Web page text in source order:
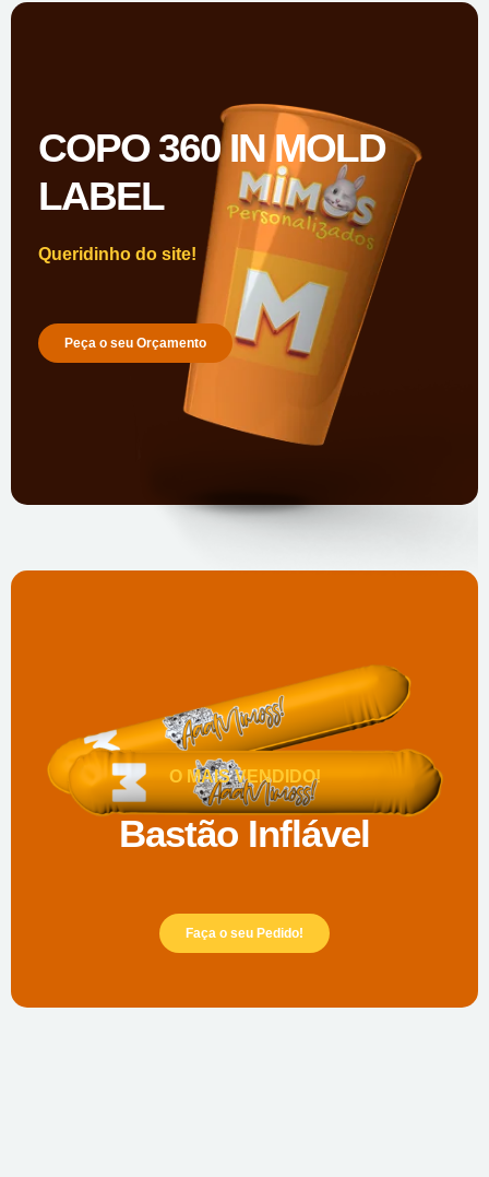
COPO 360 IN MOLD
LABEL
Queridinho do site!
Peça o seu Orçamento
O MAIS VENDIDO!
Bastão Inflável
Faça o seu Pedido!